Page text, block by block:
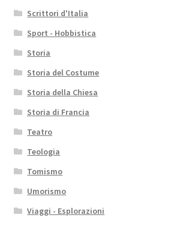
Scrittori d'Italia
Sport - Hobbistica
Storia
Storia del Costume
Storia della Chiesa
Storia di Francia
Teatro
Teologia
Tomismo
Umorismo
Viaggi - Esplorazioni